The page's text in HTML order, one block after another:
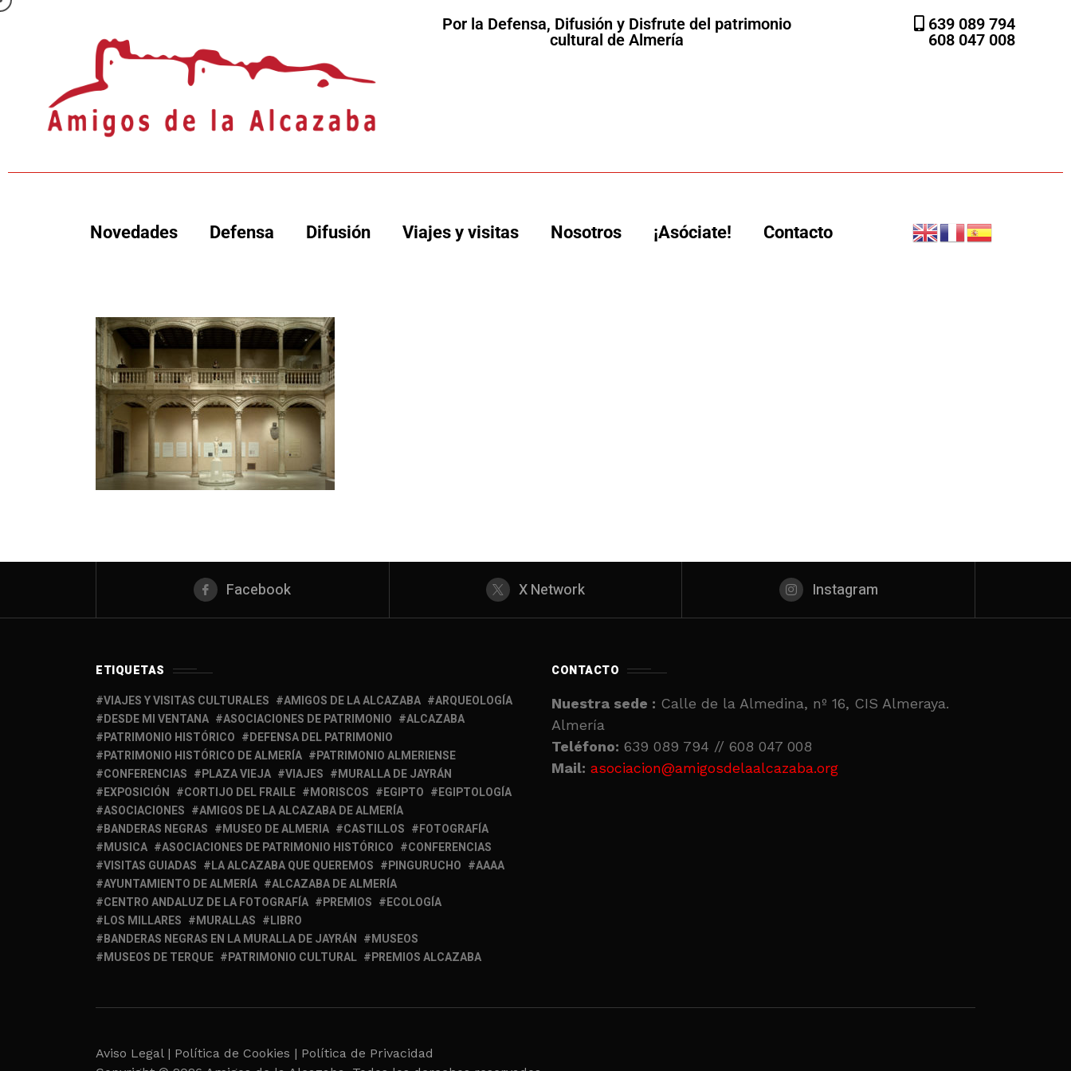
Por la Defensa, Difusión y Disfrute del patrimonio
cultural de Almería
639 089 794
608 047 008
Novedades Defensa Difusión Viajes y visitas Nosotros ¡Asóciate! Contacto
Facebook X Network Instagram
ETIQUETAS
VIAJES Y VISITAS CULTURALES
AMIGOS DE LA ALCAZABA
ARQUEOLOGÍA
DESDE MI VENTANA
ASOCIACIONES DE PATRIMONIO
ALCAZABA
PATRIMONIO HISTÓRICO
DEFENSA DEL PATRIMONIO
PATRIMONIO HISTÓRICO DE ALMERÍA
PATRIMONIO ALMERIENSE
CONFERENCIAS
PLAZA VIEJA VIAJES
MURALLA DE JAYRÁN
EXPOSICIÓN
CORTIJO DEL FRAILE MORISCOS EGIPTO
EGIPTOLOGÍA
ASOCIACIONES
AMIGOS DE LA ALCAZABA DE ALMERÍA
BANDERAS NEGRAS
MUSEO DE ALMERIA CASTILLOS
FOTOGRAFÍA
MUSICA
ASOCIACIONES DE PATRIMONIO HISTÓRICO
CONFERENCIAS
VISITAS GUIADAS
LA ALCAZABA QUE QUEREMOS PINGURUCHO
AAAA
AYUNTAMIENTO DE ALMERÍA
ALCAZABA DE ALMERÍA
CENTRO ANDALUZ DE LA FOTOGRAFÍA
PREMIOS
ECOLOGÍA
LOS MILLARES
MURALLAS
LIBRO
BANDERAS NEGRAS EN LA MURALLA DE JAYRÁN
MUSEOS
MUSEOS DE TERQUE
PATRIMONIO CULTURAL PREMIOS ALCAZABA
CONTACTO
Nuestra sede : Calle de la Almedina, nº 16, CIS Almeraya.
Almería
Teléfono: 639 089 794 // 608 047 008
Mail: asociacion@amigosdelaalcazaba.org
Aviso Legal | Política de Cookies | Política de Privacidad